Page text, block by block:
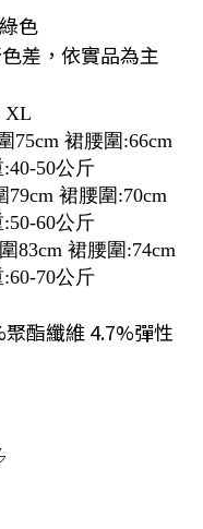
色
差，依實品為主
XL
75cm 裙腰圍:66cm
50公斤
裙腰圍:70cm
60公斤
83cm 裙腰圍:74cm
70公斤
酯纖維 4.7%彈性